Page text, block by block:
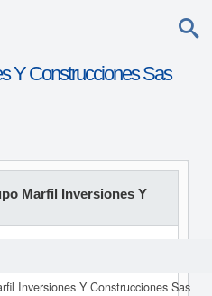
Y Construcciones Sas
Marfil Inversiones Y
Inversiones Y Construcciones Sas